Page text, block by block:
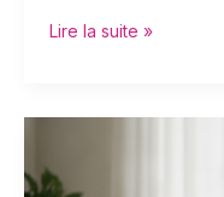
Lire la suite »
moments